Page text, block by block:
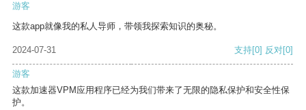
游客
这款app就像我的私人导师，带领我探索知识的奥秘。
2024-07-31 支持[0] 反对[0]
游客
这款加速器VPM应用程序已经为我们带来了无限的隐私保护和安全性保
护。